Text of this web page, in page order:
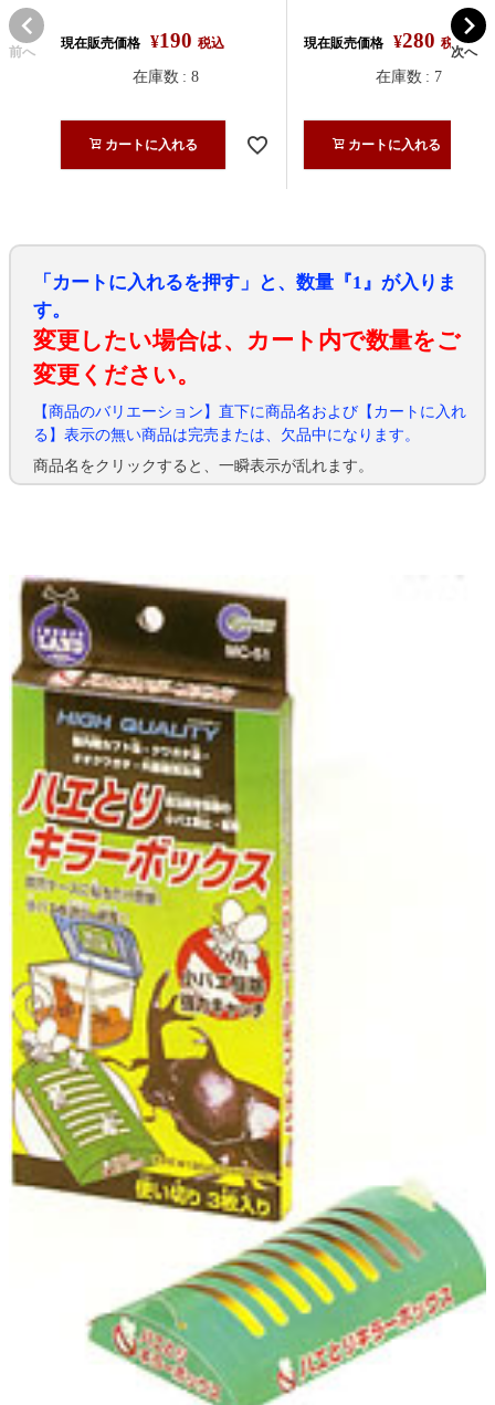
前へ
現在販売価格 ¥190 税込
在庫数 8
カートに入れる
現在販売価格 ¥280 税込
在庫数 7
カートに入れる
次へ
「カートに入れるを押す」と、数量『1』が入りま
す。
変更したい場合は、カート内で数量をご
変更ください。
【商品のバリエーション】直下に商品名および【カートに入れ
る】表示の無い商品は完売または、欠品中になります。
商品名をクリックすると、一瞬表示が乱れます。